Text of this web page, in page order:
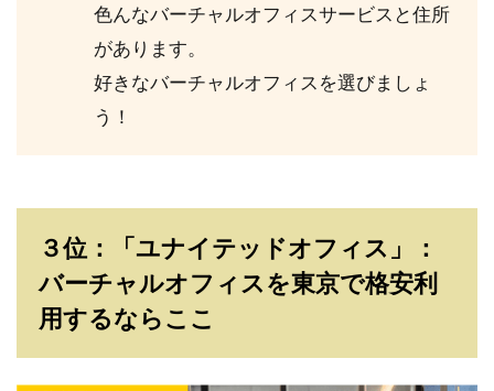
色んなバーチャルオフィスサービスと住所
があります。
好きなバーチャルオフィスを選びましょ
う！
３位：「ユナイテッドオフィス」：
バーチャルオフィスを東京で格安利
用するならここ